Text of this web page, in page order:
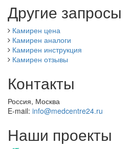
Другие запросы
Камирен цена
Камирен аналоги
Камирен инструкция
Камирен отзывы
Контакты
Россия, Москва
E-mail: info@medcentre24.ru
Наши проекты